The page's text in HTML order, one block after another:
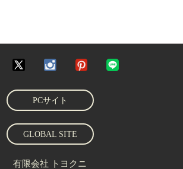
PCサイト
GLOBAL SITE
有限会社 トヨクニ